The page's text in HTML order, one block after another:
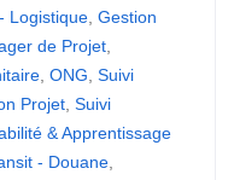
Logistique, Gestion
de Projet,
, ONG, Suivi
Projet, Suivi
& Apprentissage
- Douane,